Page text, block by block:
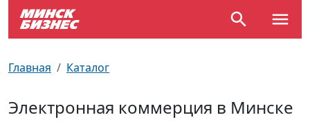
Главная Каталог
Электронная коммерция в Минске